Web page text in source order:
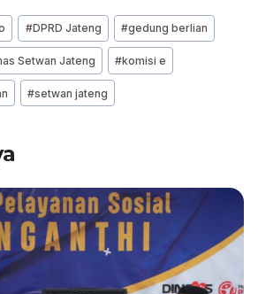
at
s
A
p
e
gr
a
m
ai
l
ar
e
#DPRD Jateng #gedung berlian
Setwan Jateng #komisi e
#setwan jateng